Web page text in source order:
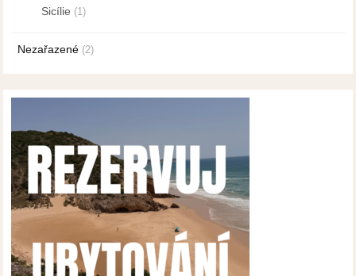
Sicílie (1)
Nezařazené (2)